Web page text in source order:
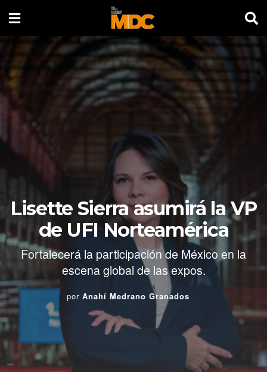
Lisette Sierra asumirá la VP
de UFI Norteamérica
Fortalecerá la participación de México en la
escena global de las expos.
por Anahí Medrano Granados